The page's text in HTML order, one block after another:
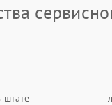
штате